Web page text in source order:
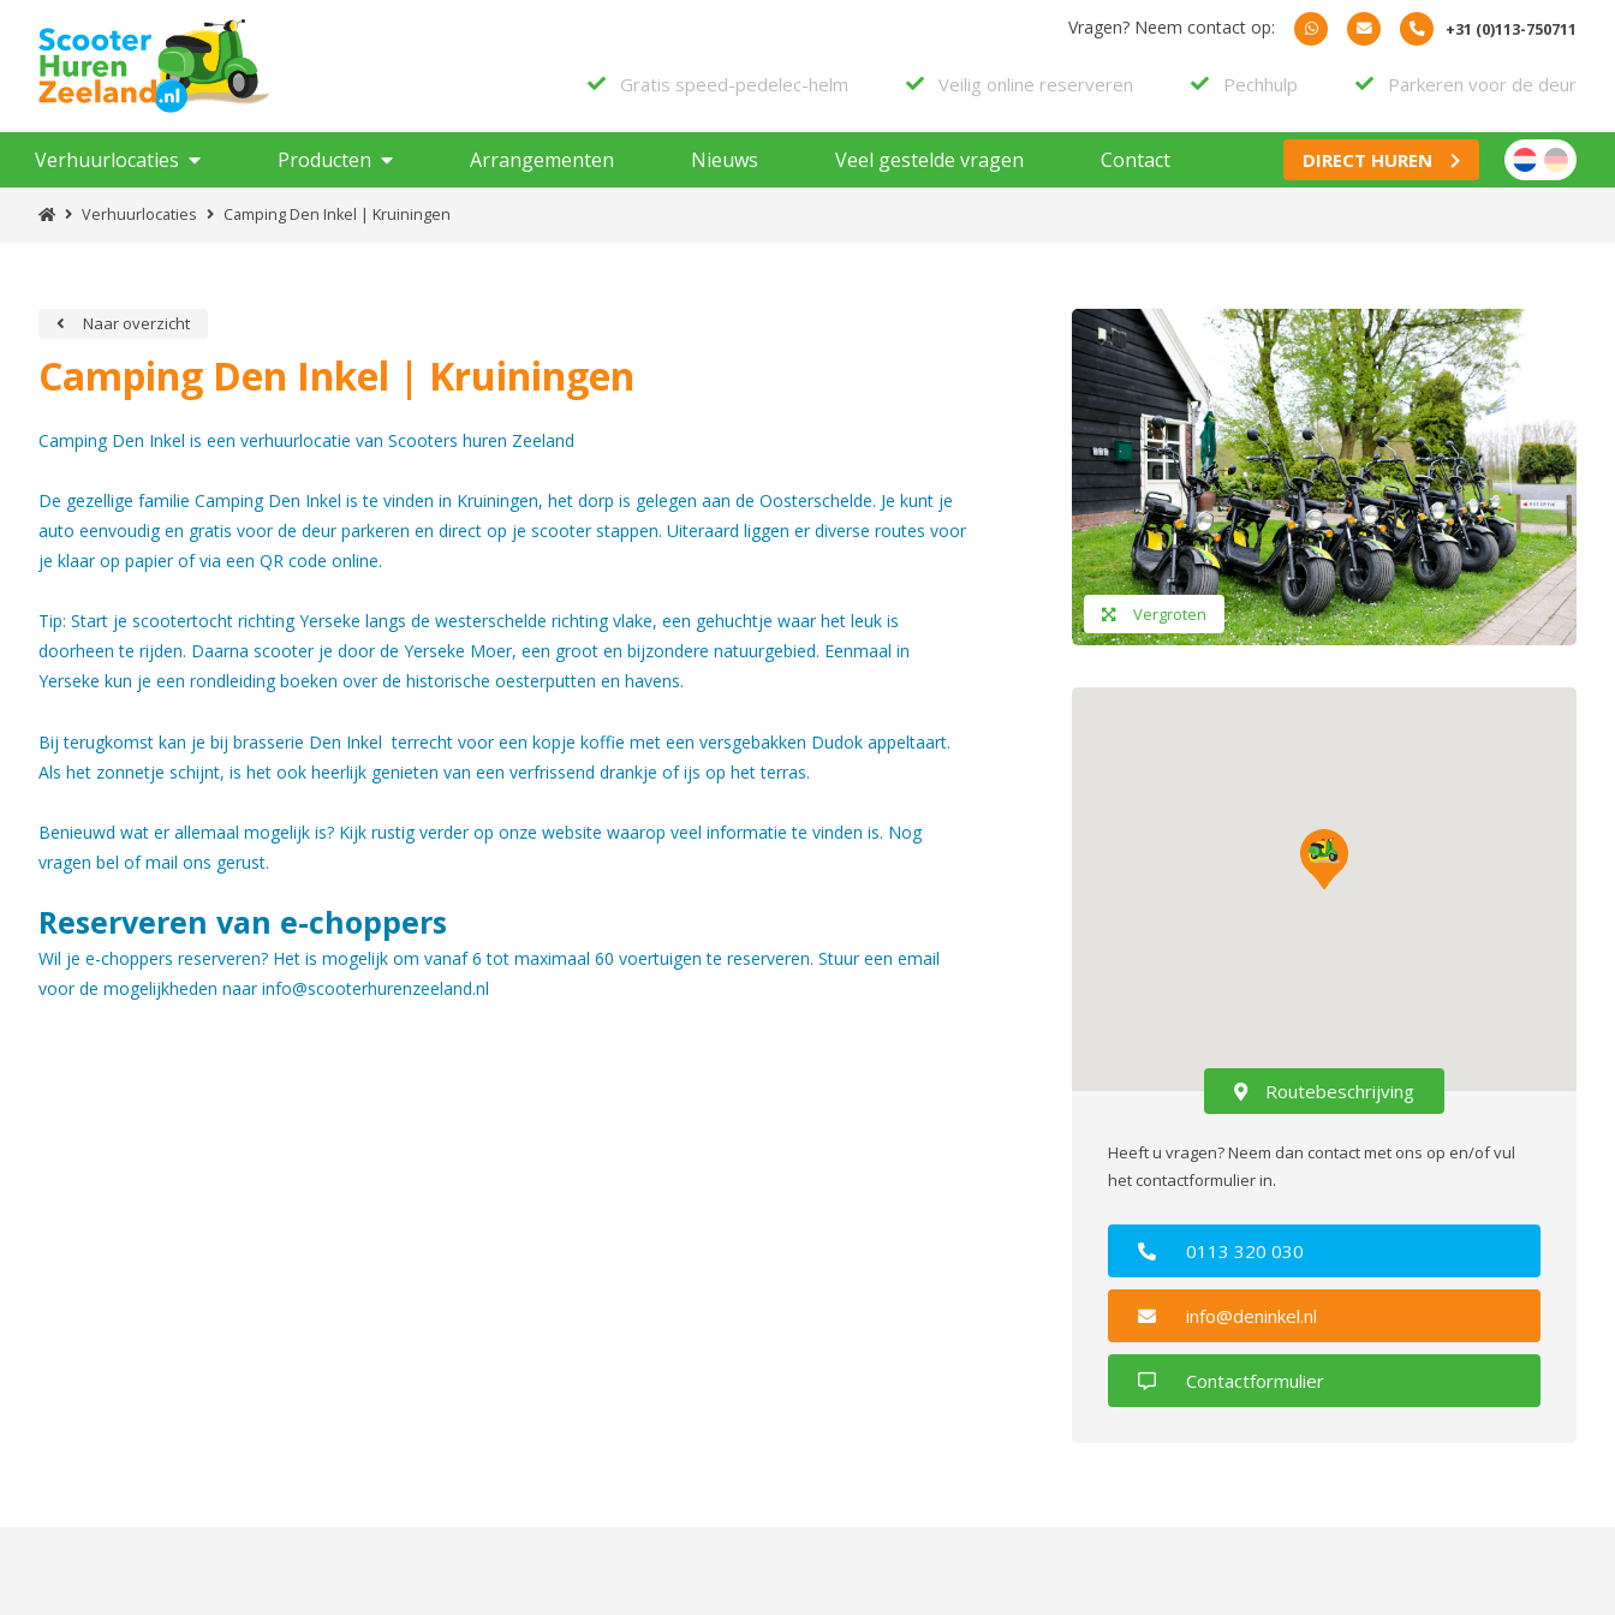
Gratis speed-pedelec-helm Veilig online reserveren Pechhulp Parkeren voor de deur
Vragen? Neem contact op: +31 (0)113-750711
Verhuurlocaties Producten Arrangementen Nieuws Veel gestelde vragen Contact DIRECT HUREN
Verhuurlocaties Camping Den Inkel | Kruiningen
Naar overzicht
Camping Den Inkel | Kruiningen
Camping Den Inkel is een verhuurlocatie van Scooters huren Zeeland
De gezellige familie Camping Den Inkel is te vinden in Kruiningen, het dorp is gelegen aan de Oosterschelde. Je kunt je
auto eenvoudig en gratis voor de deur parkeren en direct op je scooter stappen. Uiteraard liggen er diverse routes voor
je klaar op papier of via een QR code online.
Tip: Start je scootertocht richting Yerseke langs de westerschelde richting vlake, een gehuchtje waar het leuk is
doorheen te rijden. Daarna scooter je door de Yerseke Moer, een groot en bijzondere natuurgebied. Eenmaal in
Yerseke kun je een rondleiding boeken over de historische oesterputten en havens.
Bij terugkomst kan je bij brasserie Den Inkel terrecht voor een kopje koffie met een versgebakken Dudok appeltaart.
Als het zonnetje schijnt, is het ook heerlijk genieten van een verfrissend drankje of ijs op het terras.
Benieuwd wat er allemaal mogelijk is? Kijk rustig verder op onze website waarop veel informatie te vinden is. Nog
vragen bel of mail ons gerust.
Reserveren van e-choppers
Wil je e-choppers reserveren? Het is mogelijk om vanaf 6 tot maximaal 60 voertuigen te reserveren. Stuur een email
voor de mogelijkheden naar info@scooterhurenzeeland.nl
Vergroten
Routebeschrijving
Heeft u vragen? Neem dan contact met ons op en/of vul
het contactformulier in.
0113 320 030
info@deninkel.nl
Contactformulier